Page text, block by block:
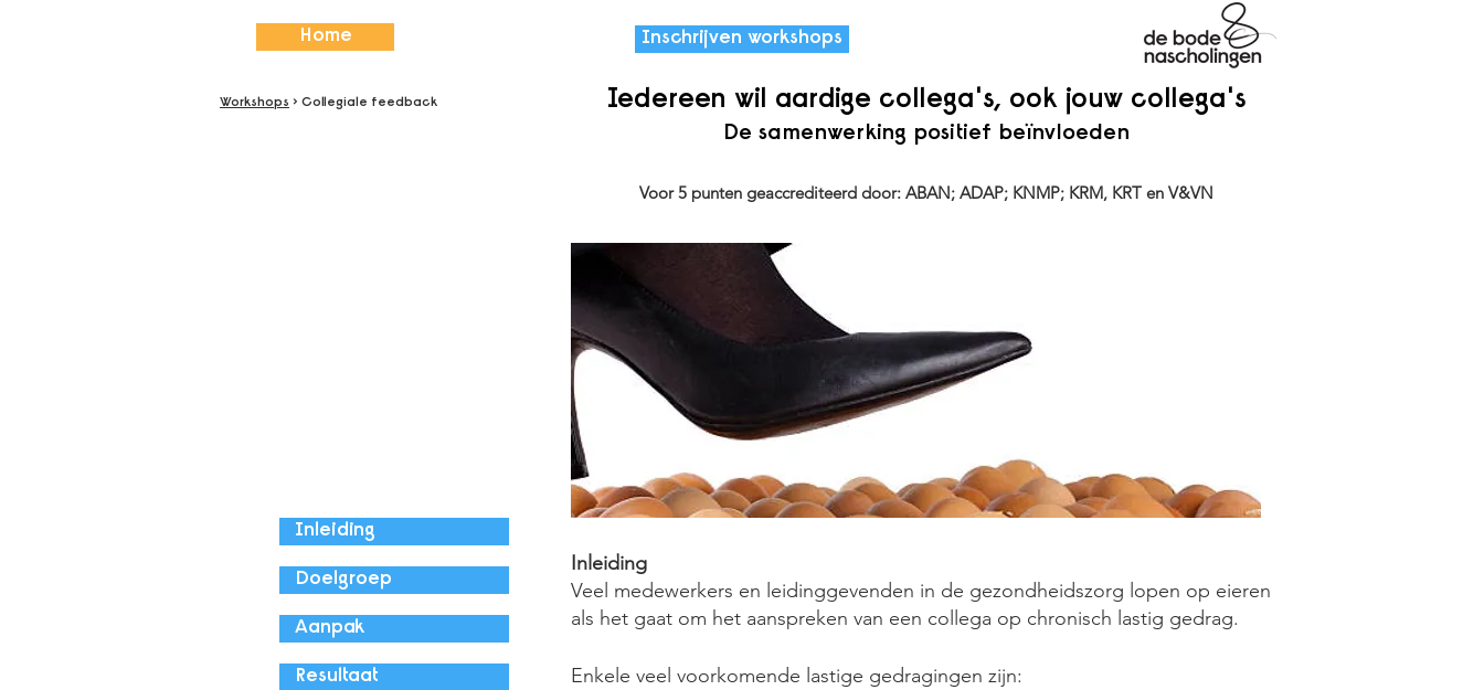
Home Inschrijven workshops
Workshops > Collegiale feedback Iedereen wil aardige collega's, ook jouw collega's
De samenwerking positief beïnvloeden
Voor 5 punten geaccrediteerd door: ABAN; ADAP; KNMP; KRM, KRT en V&VN
Inleiding
Doelgroep
Aanpak
Resultaat
Inleiding
Veel medewerkers en leidinggevenden in de gezondheidszorg lopen op eieren
als het gaat om het aanspreken van een collega op chronisch lastig gedrag.
Enkele veel voorkomende lastige gedragingen zijn: